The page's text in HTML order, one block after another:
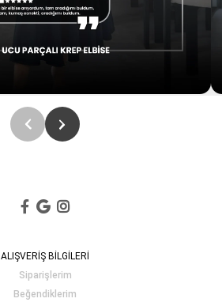
ALIŞVERİŞ BİLGİLERİ
Siparişlerim
Beğendiklerim